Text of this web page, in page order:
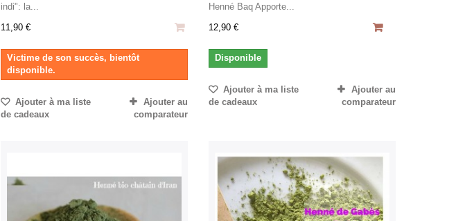
indi": la...
11,90 €
Victime de son succès, bientôt
disponible.
Ajouter à ma liste
de cadeaux
Ajouter au
comparateur
Henné Baq Apporte...
12,90 €
Disponible
Ajouter à ma liste
de cadeaux
Ajouter au
comparateur